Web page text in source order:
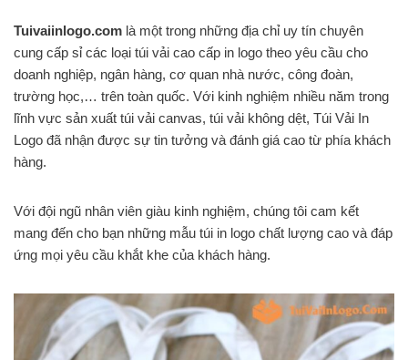
Tuivaiinlogo.com là một trong những địa chỉ uy tín chuyên
cung cấp sỉ các loại túi vải cao cấp in logo theo yêu cầu cho
doanh nghiệp, ngân hàng, cơ quan nhà nước, công đoàn,
trường học,… trên toàn quốc. Với kinh nghiệm nhiều năm trong
lĩnh vực sản xuất túi vải canvas, túi vải không dệt, Túi Vải In
Logo đã nhận được sự tin tưởng và đánh giá cao từ phía khách
hàng.
Với đội ngũ nhân viên giàu kinh nghiệm, chúng tôi cam kết
mang đến cho bạn những mẫu túi in logo chất lượng cao và đáp
ứng mọi yêu cầu khắt khe của khách hàng.